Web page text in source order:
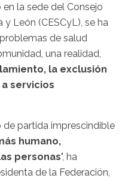
la sede del Consejo
León (CESCyL), se ha
de salud
una realidad,
la exclusión
servicios
partida imprescindible
humano,
personas", ha
de la Federación,